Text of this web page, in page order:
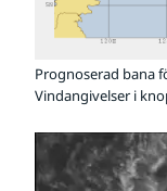
Prognoserad bana
Vindangivelser i